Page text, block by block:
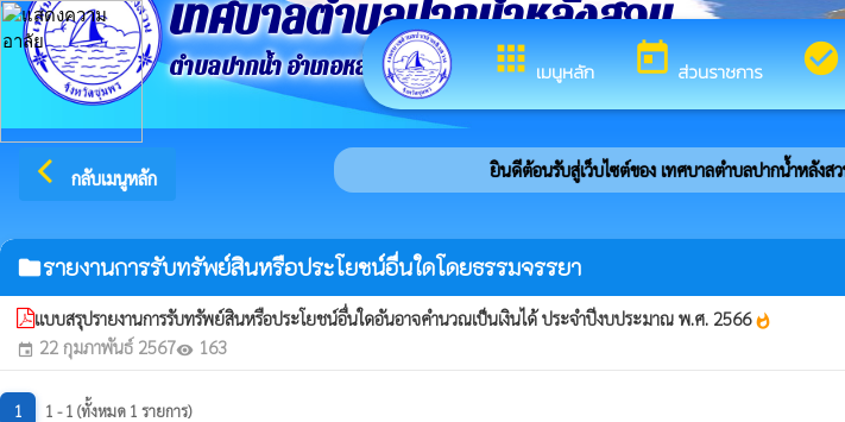
appsเมนูหลัก todayส่วนราชการ check_circle
เทศบาลตำบลปากน้ำหลังสวน
ตำบลปากน้ำ อำเภอหลังสวน จังหวัดชุมพร
arrow_back_ios กลับเมนูหลัก ยินดีต้อนรับสู่เว็บไซต์ของ เทศบาลตำบลปากน้ำหลังสวน
folderรายงานการรับทรัพย์สินหรือประโยชน์อื่นใดโดยธรรมจรรยา
แบบสรุปรายงานการรับทรัพย์สินหรือประโยชน์อื่นใดอันอาจคำนวณเป็นเงินได้ ประจำปีงบประมาณ พ.ศ. 2566whatshot
event 22 กุมภาพันธ์ 2567visibility 163
1 1 - 1 (ทั้งหมด 1 รายการ)